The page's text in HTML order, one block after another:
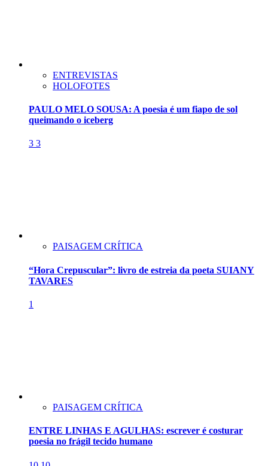
ENTREVISTAS
HOLOFOTES
PAULO MELO SOUSA: A poesia é um fiapo de sol
queimando o iceberg
3 3
PAISAGEM CRÍTICA
“Hora Crepuscular”: livro de estreia da poeta SUIANY
TAVARES
1
PAISAGEM CRÍTICA
ENTRE LINHAS E AGULHAS: escrever é costurar
poesia no frágil tecido humano